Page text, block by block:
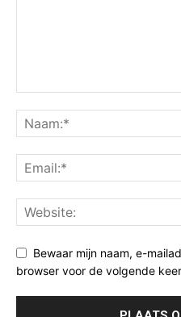
Bewaar mijn naam, e-
browser voor de volgende